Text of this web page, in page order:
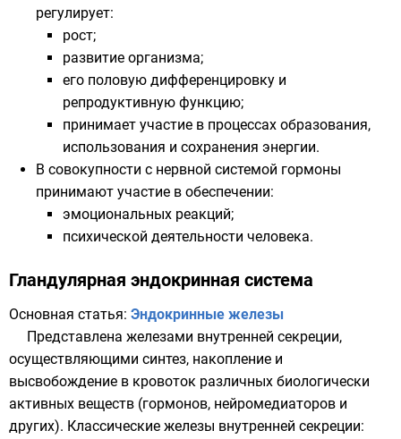
регулирует:
рост;
развитие организма;
его половую дифференцировку и
репродуктивную функцию;
принимает участие в процессах образования,
использования и сохранения энергии.
В совокупности с нервной системой гормоны
принимают участие в обеспечении:
эмоциональных реакций;
психической деятельности человека.
Гландулярная эндокринная система
Основная статья: Эндокринные железы
Представлена железами внутренней секреции,
осуществляющими синтез, накопление и
высвобождение в кровоток различных биологически
активных веществ (гормонов, нейромедиаторов и
других). Классические железы внутренней секреции: